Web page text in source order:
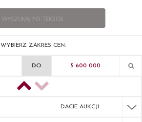
WYBIERZ ZAKRES CEN:
DO
DACIE AUKCJI